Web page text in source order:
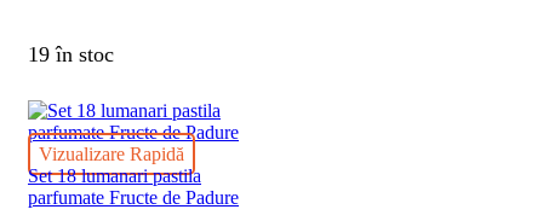
19 în stoc
Vizualizare Rapidă
Set 18 lumanari pastila
parfumate Fructe de Padure